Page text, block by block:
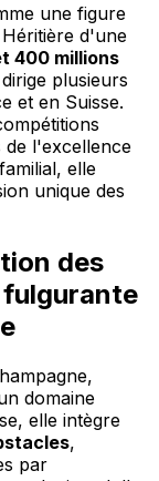
une figure
d'une
400 millions
plusieurs
et en Suisse.
de l'excellence
elle
unique des
des
domaine
elle intègre
,
par